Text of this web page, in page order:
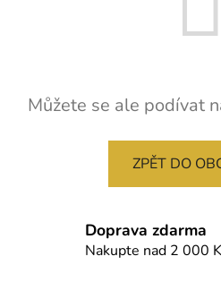
Můžete se ale podívat
ZPĚT DO
Doprava zdarma
Nakupte nad 2 000